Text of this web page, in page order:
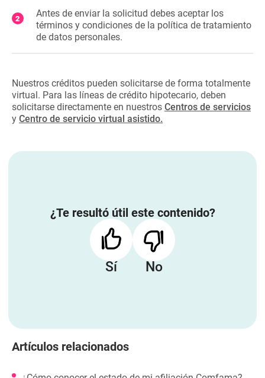
Antes de enviar la solicitud debes aceptar los
términos y condiciones de la política de tratamiento
de datos personales.
Nuestros créditos pueden solicitarse de forma totalmente
virtual. Para las líneas de crédito hipotecario, deben
solicitarse directamente en nuestros Centros de servicios
y Centro de servicio virtual asistido.
¿Te resultó útil este contenido?
Sí No
Artículos relacionados